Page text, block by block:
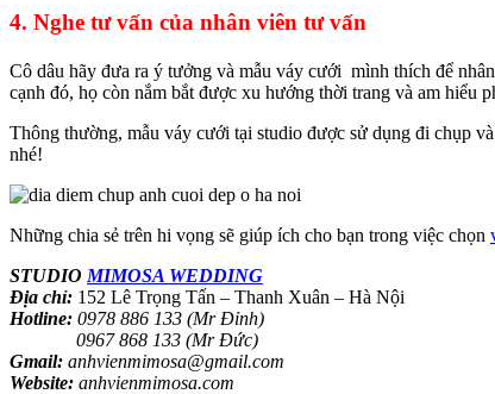
4. Nghe tư vấn của nhân viên tư vấn
Cô dâu hãy đưa ra ý tưởng và mẫu váy cưới mình thích để
cạnh đó, họ còn nắm bắt được xu hướng thời trang và am hiểu
Thông thường, mẫu váy cưới tại studio được sử dụng đi chụp
nhé!
Những chia sẻ trên hi vọng sẽ giúp ích cho bạn trong việc chọn
STUDIO MIMOSA WEDDING
Địa chỉ: 152 Lê Trọng Tấn – Thanh Xuân – Hà Nội
Hotline: 0978 886 133 (Mr Đỉnh)
0967 868 133 (Mr Đức)
Gmail: anhvienmimosa@gmail.com
Website: anhvienmimosa.com